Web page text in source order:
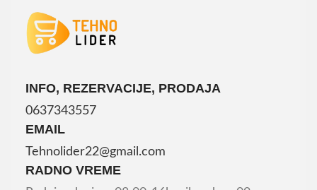
INFO, REZERVACIJE, PRODAJA
0637343557
EMAIL
Tehnolider22@gmail.com
RADNO VREME